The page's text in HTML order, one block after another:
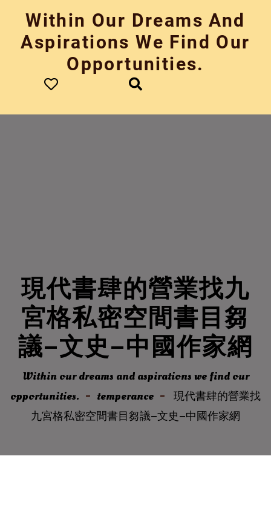
content
Within Our Dreams And
Aspirations We Find Our
Opportunities.
現代書肆的營業找九
宮格私密空間書目芻
議–文史–中國作家網
Within our dreams and aspirations we find our
opportunities.
temperance
現代書肆的營業找
九宮格私密空間書目芻議–文史–中國作家網